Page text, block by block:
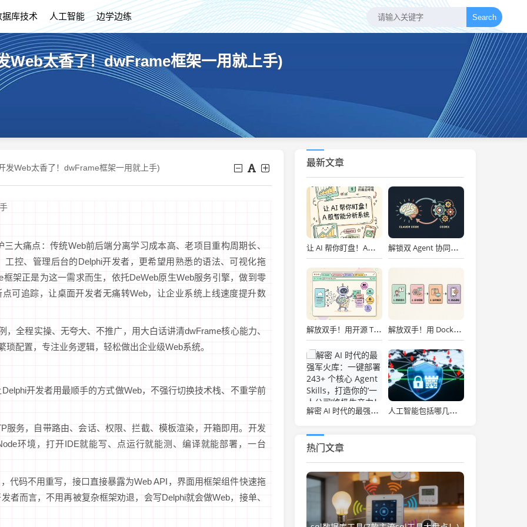
据库技术 人工智能 边学边练 Search
Web太香了！dwFrame框架一用就上手)
发Web太香了！dwFrame框架一用就上手)
大痛点：传统Web前后端分离学习成本高、老项目重构周期长、
控、管理后台的Delphi开发者，更希望用熟悉的语法、可视化拖
架正是为这一需求而生，依托DeWeb原生Web服务引擎，做到零
可追踪，让桌面开发者无痛转Web，让企业系统上线速度提升数
全程实操、无夸大、不推广，用大白话讲清dwFrame核心能力、
配置，专注业务逻辑，轻松做出企业级Web系统。
开发者用最顺手的方式做Web，不强行切换技术栈、不重学前
服务，自带路由、会话、权限、拦截、模板渲染，开箱即用。开发
环境，打开IDE就能写、点运行就能测、编译就能部署，一台
代码不用重写，接口直接暴露为Web API，界面用框架组件快速拖
者而言，不用再被复杂框架劝退，会写Delphi就会做Web，接单、
最新文章
让 AI 帮你盯盘！A股智能分析系统 解锁双 Agent 协同！Claude Code 与 Codex 黄金搭档深度实战
解放双手！用开源 Tabbit AI 浏览器打造全自动内容流水线：选题、竞品分析到一键发布实战 解放双手！用 Docker 一键部署开源闲鱼“自动赚钱机器”，智能回复发货全搞定！
解密 AI 时代的最强军火库：一键部署 243+ 个核心 Agent Skills，打造你的‘一人公司’终极生产力！ 人工智能包括哪几个专业(人工智能时代，这些“AI+专业”正在逆袭！毕业即抢占高薪赛道)
热门文章